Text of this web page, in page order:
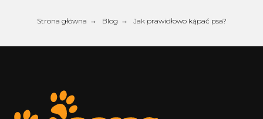
Strona główna → Blog → Jak prawidłowo kąpać psa?